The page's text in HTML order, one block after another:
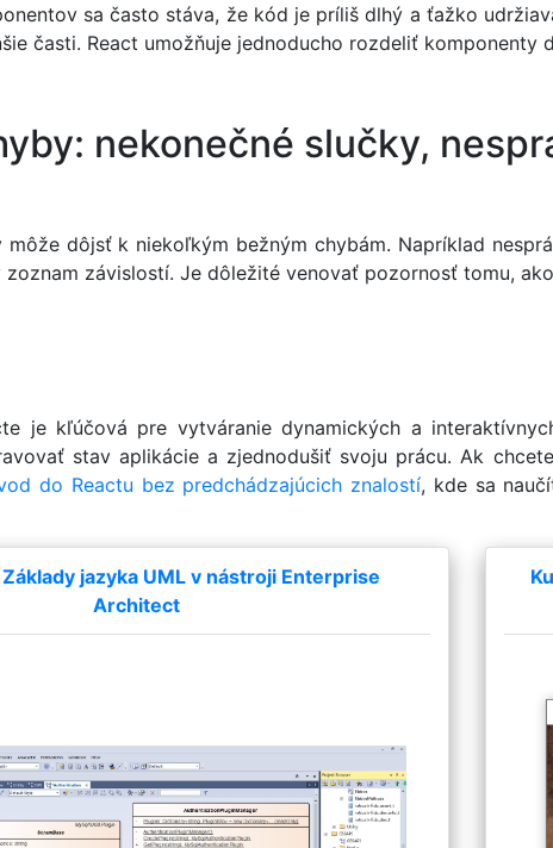
sa často stáva, že kód je príliš dlhý a ťažko
časti. React umožňuje jednoducho rozdeliť komponenty
nekonečné slučky,
môže dôjsť k niekoľkým bežným chybám. Napríklad
zoznam závislostí. Je dôležité venovať pozornosť tomu,
je kľúčová pre vytváranie dynamických a
stav aplikácie a zjednodušiť svoju prácu. Ak
do Reactu bez predchádzajúcich znalostí, kde sa
jazyka UML v nástroji Enterprise
Architect